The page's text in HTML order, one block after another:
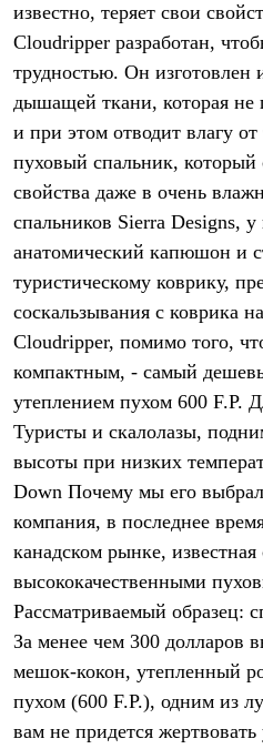
Куртки
Брюки
Утепленная синтетикой
Комбинезоны
Куртки
Брюки
Лёгкая одежда
Футболки
Толстовки
Софтшелл одежда
Куртки
Куртки
Брюки
Жилеты
Комбинезоны
Термобелье
Комплект термобелья
Снаряжение
Палатки и тенты
Палатки
Тенты
Аксессуары для палаток
Рюкзаки
Экспедиционные
Альпинистские
Городские
Аксессуары для рюкзаков
Спальные мешки
Пуховые
Комбинированные
С синтетическим утеплителем
Аксессуары для спальников
известно, теряет свои
Cloudripper разработан,
трудностью. Он изготовлен
дышащей ткани, которая не
и при этом отводит влагу от
пуховый спальник, который
свойства даже в очень
спальников Sierra Designs, у
анатомический капюшон и
туристическому коврику,
соскальзывания с коврика
Cloudripper, помимо того,
компактным, - самый
утеплением пухом 600 F.P.
Туристы и скалолазы,
высоты при низких
Down Почему мы его
компания, в последнее
канадском рынке,
высококачественными
Рассматриваемый образец:
За менее чем 300 долларов
мешок-кокон, утепленный
пухом (600 F.P.), одним из
вам не придется жертвовать